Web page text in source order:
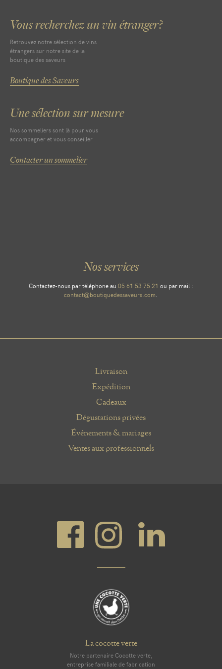
Vous recherchez un vin étranger?
Retrouvez notre sélection de vins
étrangers sur notre site de la
boutique des saveurs
Boutique des Saveurs
Une sélection sur mesure
Nos sommeliers sont là pour vous
accompagner et vous conseiller
Contacter un sommelier
Nos services
Contactez-nous par téléphone au 05 61 53 75 21 ou par mail :
contact@boutiquedessaveurs.com
Livraison
Expédition
Cadeaux
Dégustations privées
Événements & mariages
Ventes aux professionnels
La cocotte verte
Notre partenaire Cocotte verte,
entreprise familiale de fabrication